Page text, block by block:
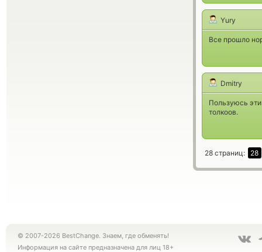
Yury
Все прошло
Dmitry
Пользуюсь
толкоов.
28 страниц: 28
© 2007-2026 BestChange. Знаем, где обменять!
Информация на сайте предназначена для лиц 18+